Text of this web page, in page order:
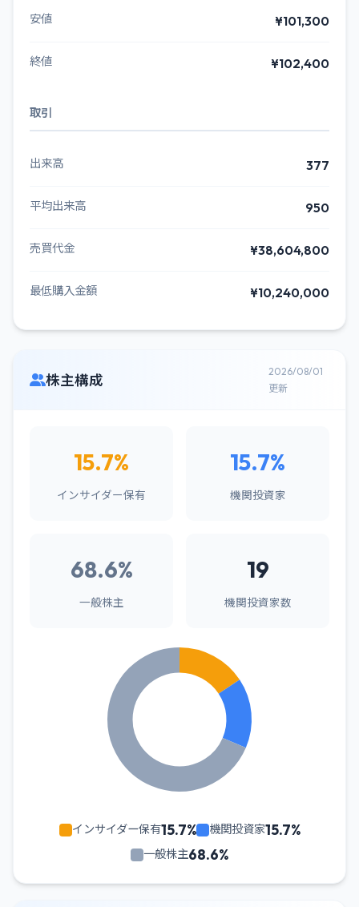
安値 ¥101,300
終値 ¥102,400
取引
出来高 377
平均出来高 950
売買代金 ¥38,604,800
最低購入金額 ¥10,240,000
株主構成
2026/08/01
更新
15.7%
インサイダー保有
15.7%
機関投資家
68.6%
一般株主
19
機関投資家数
インサイダー保有15.7% 機関投資家15.7%
一般株主68.6%